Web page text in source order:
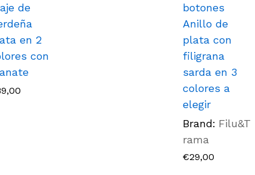
de
en 2
con
botones
Anillo de
plata con
filigrana
sarda en 3
colores a
elegir
Brand: Filu&T
rama
€29,00